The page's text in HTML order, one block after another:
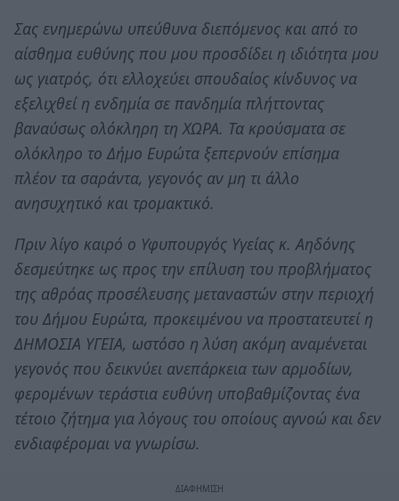
Σας ενημερώνω υπεύθυνα διεπόμενος και από το
αίσθημα ευθύνης που μου προσδίδει η ιδιότητα μου
ως γιατρός, ότι ελλοχεύει σπουδαίος κίνδυνος να
εξελιχθεί η ενδημία σε πανδημία πλήττοντας
βαναύσως ολόκληρη τη ΧΩΡΑ. Τα κρούσματα σε
ολόκληρο το Δήμο Ευρώτα ξεπερνούν επίσημα
πλέον τα σαράντα, γεγονός αν μη τι άλλο
ανησυχητικό και τρομακτικό.
Πριν λίγο καιρό ο Υφυπουργός Υγείας κ. Αηδόνης
δεσμεύτηκε ως προς την επίλυση του προβλήματος
της αθρόας προσέλευσης μεταναστών στην περιοχή
του Δήμου Ευρώτα, προκειμένου να προστατευτεί η
ΔΗΜΟΣΙΑ ΥΓΕΙΑ, ωστόσο η λύση ακόμη αναμένεται
γεγονός που δεικνύει ανεπάρκεια των αρμοδίων,
φερομένων τεράστια ευθύνη υποβαθμίζοντας ένα
τέτοιο ζήτημα για λόγους του οποίους αγνοώ και δεν
ενδιαφέρομαι να γνωρίσω.